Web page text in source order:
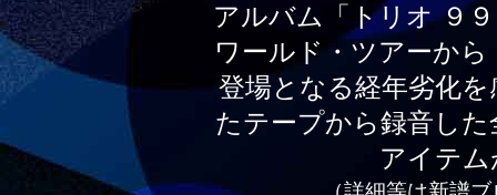
アルバム「トリオ ９
ワールド・ツアーか
登場となる経年劣化
たテープから録音し
アイテ